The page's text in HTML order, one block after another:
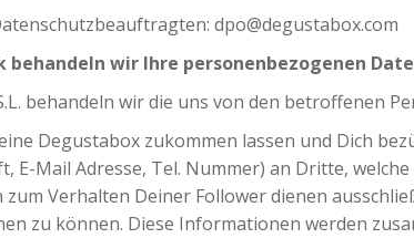
dpo@degustabox.com
behandeln wir Ihre personenbezogenen
behandeln wir die uns von den betroffenen
Degustabox zukommen lassen und Dich
E-Mail Adresse, Tel. Nummer) an Dritte,
Verhalten Deiner Follower dienen
zu können. Diese Informationen werden